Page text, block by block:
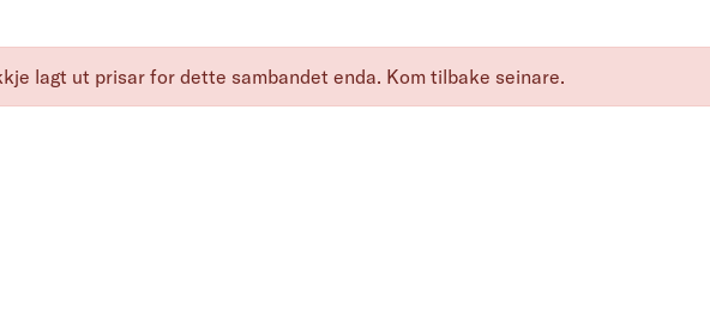
lagt ut prisar for dette sambandet enda. Kom tilbake seinare.